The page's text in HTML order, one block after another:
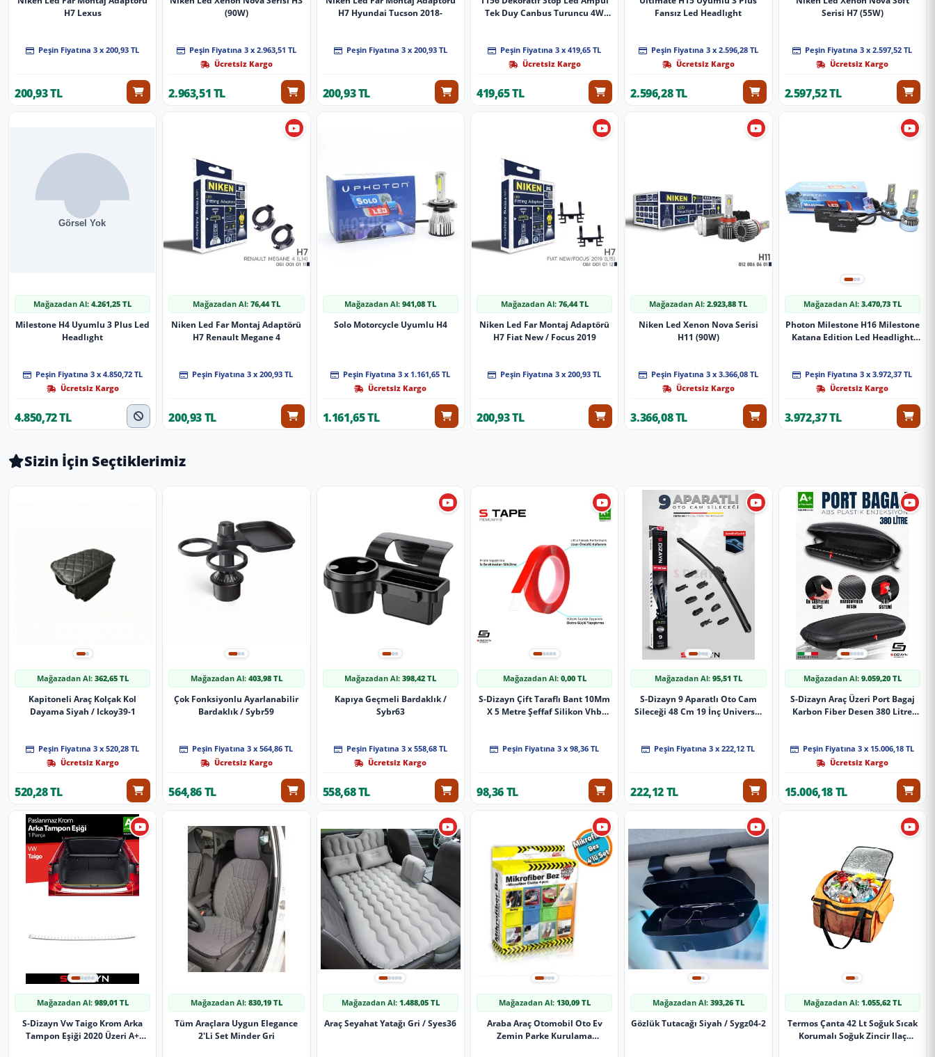
H7 Lexus
Peşin Fiyatına 3 x 200,93 TL
200,93 TL
(90W)
Peşin Fiyatına 3 x 2.963,51 TL
Ücretsiz Kargo
2.963,51 TL
H7 Hyundai Tucson 2018-
Peşin Fiyatına 3 x 200,93 TL
200,93 TL
Tek Duy Canbus Turuncu 4W
Peşin Fiyatına 3 x 419,65 TL
Ücretsiz Kargo
419,65 TL
Fansız Led Headlıght
Peşin Fiyatına 3 x 2.596,28 TL
Ücretsiz Kargo
2.596,28 TL
Serisi H7 (55W)
Peşin Fiyatına 3 x 2.597,52 TL
Ücretsiz Kargo
2.597,52 TL
Mağazadan Al:4.261,25 TL
Milestone H4 Uyumlu 3 Plus Led
Headlıght
Peşin Fiyatına 3 x 4.850,72 TL
Ücretsiz Kargo
4.850,72 TL
Mağazadan Al: 76,44 TL
Niken Led Far Montaj Adaptörü
H7 Renault Megane 4
Peşin Fiyatına 3 x 200,93 TL
200,93 TL
Mağazadan Al:941,08 TL
Solo Motorcycle Uyumlu H4
Peşin Fiyatına 3 x 1.161,65 TL
Ücretsiz Kargo
1.161,65 TL
Mağazadan Al: 76,44 TL
Niken Led Far Montaj Adaptörü
H7 Fiat New / Focus 2019
Peşin Fiyatına 3 x 200,93 TL
200,93 TL
Mağazadan Al:2.923,88 TL
Niken Led Xenon Nova Serisi
H11 (90W)
Peşin Fiyatına 3 x 3.366,08 TL
Ücretsiz Kargo
3.366,08 TL
Mağazadan Al: 3.470,73 TL
Photon Milestone H16 Milestone
Katana Edition Led Headlight
Peşin Fiyatına 3 x 3.972,37 TL
Ücretsiz Kargo
3.972,37 TL
Sizin İçin Seçtiklerimiz
Mağazadan Al: 362,65 TL
Kapitoneli Araç Kolçak Kol
Dayama Siyah / Ickoy39-1
Peşin Fiyatına 3 x 520,28 TL
Ücretsiz Kargo
520,28 TL
Mağazadan Al: 403,98 TL
Çok Fonksiyonlu Ayarlanabilir
Bardaklık / Sybr59
Peşin Fiyatına 3 x 564,86 TL
Ücretsiz Kargo
564,86 TL
Mağazadan Al:398,42 TL
Kapıya Geçmeli Bardaklık /
Sybr63
Peşin Fiyatına 3 x 558,68 TL
Ücretsiz Kargo
558,68 TL
Mağazadan Al: 0,00 TL
S-Dizayn Çift Taraflı Bant 10Mm
X 5 Metre Şeffaf Silikon Vhb
Peşin Fiyatına 3 x 98,36 TL
98,36 TL
Mağazadan Al: 95,51 TL
S-Dizayn 9 Aparatlı Oto Cam
Sileceği 48 Cm 19 İnç Universal
Peşin Fiyatına 3 x 222,12 TL
222,12 TL
Mağazadan Al: 9.059,20 TL
S-Dizayn Araç Üzeri Port Bagaj
Karbon Fiber Desen 380 Litre
Peşin Fiyatına 3 x 15.006,18 TL
Ücretsiz Kargo
15.006,18 TL
Mağazadan Al: 989,01 TL
S-Dizayn Vw Taigo Krom Arka
Tampon Eşiği 2020 Üzeri A+
Mağazadan Al: 830,19 TL
Tüm Araçlara Uygun Elegance
2'Li Set Minder Gri
Mağazadan Al: 1.488,05 TL
Araç Seyahat Yatağı Gri / Syes36
Mağazadan Al: 130,09 TL
Araba Araç Otomobil Oto Ev
Zemin Parke Kurulama
Mağazadan Al: 393,26 TL
Gözlük Tutacağı Siyah / Sygz04-2
Mağazadan Al: 1.055,62 TL
Termos Çanta 42 Lt Soğuk Sıcak
Korumalı Soğuk Zincir Ilaç